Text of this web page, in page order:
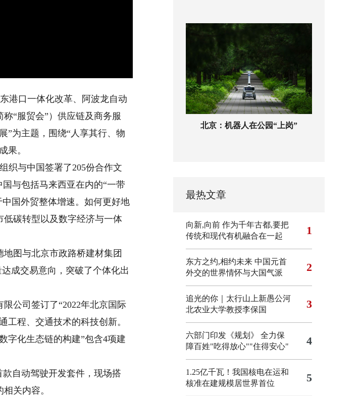
港口一体化改革、阿波龙自动
“服贸会”）供应链及商务服
”为主题，围绕“人享其行、物
果。
织与中国签署了205份合作文
与包括马来西亚在内的“一带
国外贸整体增速。如何更好地
碳转型以及数字经济与一体
图与北京市政路桥建材集团
成交易意向，突破了个体化出
公司签订了“2022年北京国际
工程、交通技术的科技创新。
化生态链的构建”包含4项建
自动驾驶开发套件，现场搭
关内容。
北京：机器人在公园“上岗”
最热文章
向新,向前 作为千年古都,要把
传统和现代有机融合在一起
1
东方之约,相约未来 中国元首
外交的世界情怀与大国气派
2
追光的你｜太行山上新愚公河
北农业大学教授李保国
3
六部门印发《规划》 全力保
障百姓"吃得放心""住得安心"
4
1.25亿千瓦！我国核电在运和
核准在建规模居世界首位
5